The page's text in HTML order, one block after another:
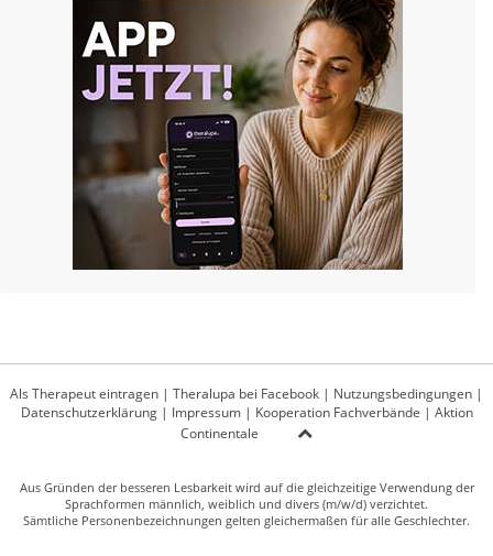
Als Therapeut eintragen | Theralupa bei Facebook | Nutzungsbedingungen |
Datenschutzerklärung| Impressum| Kooperation Fachverbände | Aktion
Continentale
Aus Gründen der besseren Lesbarkeit wird auf die gleichzeitige Verwendung der
Sprachformen männlich, weiblich und divers (m/w/d) verzichtet.
Sämtliche Personenbezeichnungen gelten gleichermaßen für alle Geschlechter.